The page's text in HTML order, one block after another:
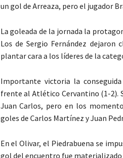
un gol de Arreaza, pero el jugador
La goleada de la jornada la
Los de Sergio Fernández
plantar cara a los líderes de la
Importante victoria la
frente al Atlético Cervantino (1-2).
Juan Carlos, pero en los
goles de Carlos Martínez y Juan
En el Olivar, el Piedrabuena se
gol del encuentro fue